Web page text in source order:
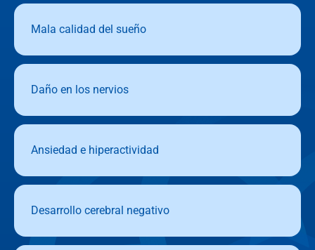
Mala calidad del sueño
Daño en los nervios
Ansiedad e hiperactividad
Desarrollo cerebral negativo